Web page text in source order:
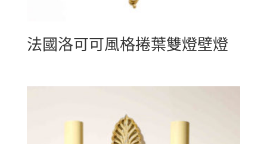
法國洛可可風格捲葉雙燈壁燈